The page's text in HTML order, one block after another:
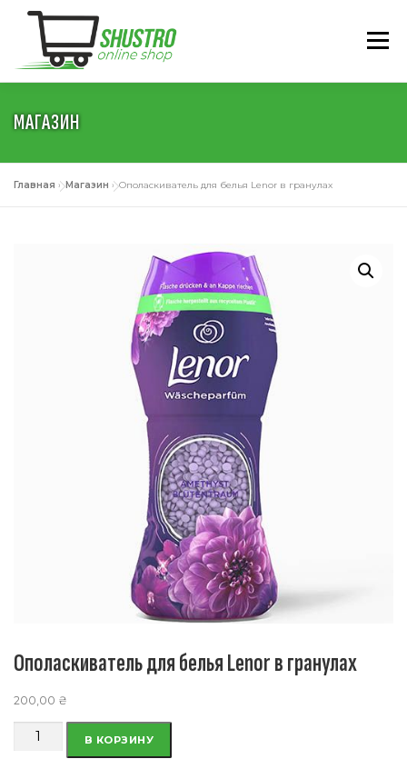
Перейти
содержимому
Меню
ГЛАВНАЯ
МАГАЗИН
Главная »Магазин »Ополаскиватель для белья Lenor в гранулах
Ополаскиватель для белья Lenor в гранулах
200,00 ₴
Количество
В КОРЗИНУ